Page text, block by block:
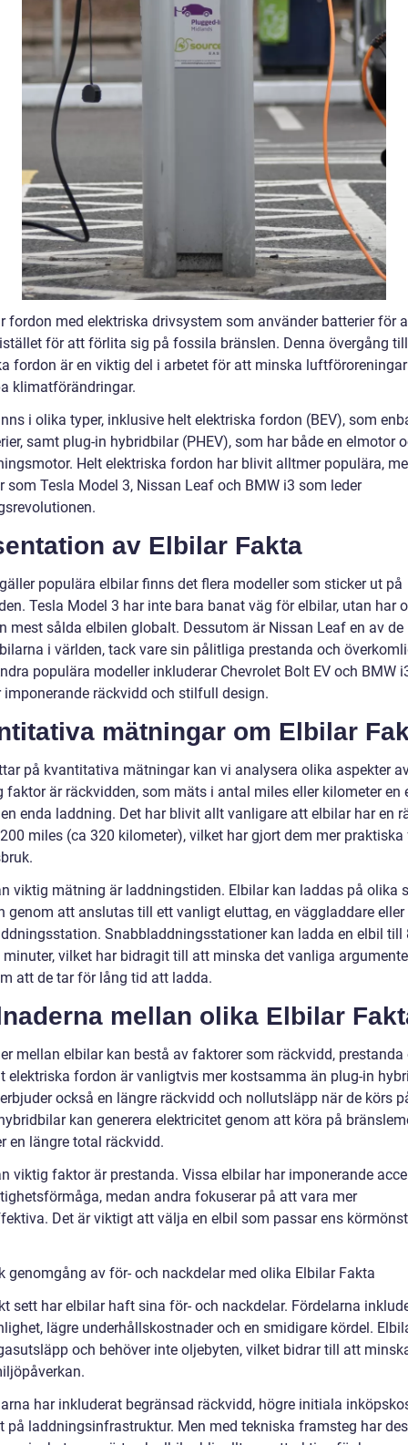
fordon med elektriska drivsystem som använder batterier för
för att förlita sig på fossila bränslen. Denna övergång till
fordon är en viktig del i arbetet för att minska
klimatförändringar.
i olika typer, inklusive helt elektriska fordon (BEV), som
samt plug-in hybridbilar (PHEV), som har både en elmotor
Helt elektriska fordon har blivit alltmer populära,
som Tesla Model 3, Nissan Leaf och BMW i3 som leder
av Elbilar Fakta
populära elbilar finns det flera modeller som sticker ut på
Tesla Model 3 har inte bara banat väg för elbilar, utan har
mest sålda elbilen globalt. Dessutom är Nissan Leaf en av de
i världen, tack vare sin pålitliga prestanda och
populära modeller inkluderar Chevrolet Bolt EV och BMW
imponerande räckvidd och stilfull design.
mätningar om Elbilar
på kvantitativa mätningar kan vi analysera olika aspekter
faktor är räckvidden, som mäts i antal miles eller kilometer en
enda laddning. Det har blivit allt vanligare att elbilar har en
miles (ca 320 kilometer), vilket har gjort dem mer praktiska
viktig mätning är laddningstiden. Elbilar kan laddas på olika
genom att anslutas till ett vanligt eluttag, en väggladdare eller
Snabbladdningsstationer kan ladda en elbil till
minuter, vilket har bidragit till att minska det vanliga
att de tar för lång tid att ladda.
mellan olika Elbilar
mellan elbilar kan bestå av faktorer som räckvidd, prestanda
elektriska fordon är vanligtvis mer kostsamma än plug-in
också en längre räckvidd och nollutsläpp när de körs
kan generera elektricitet genom att köra på
en längre total räckvidd.
viktig faktor är prestanda. Vissa elbilar har imponerande
medan andra fokuserar på att vara mer
Det är viktigt att välja en elbil som passar ens
genomgång av för- och nackdelar med olika Elbilar Fakta
sett har elbilar haft sina för- och nackdelar. Fördelarna
lägre underhållskostnader och en smidigare kördel.
och behöver inte oljebyten, vilket bidrar till att
har inkluderat begränsad räckvidd, högre initiala
på laddningsinfrastruktur. Men med tekniska framsteg har